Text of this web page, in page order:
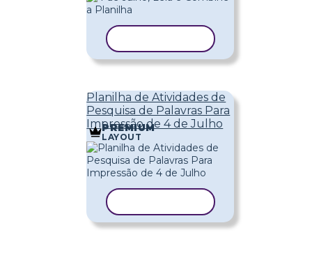
Planilha de Atividades de
Pesquisa de Palavras Para
Impressão de 4 de Julho
PREMIUM
LAYOUT